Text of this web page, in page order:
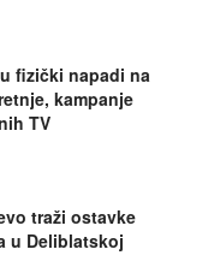
fizički napadi na
kampanje
TV
traži ostavke
u Deliblatskoj